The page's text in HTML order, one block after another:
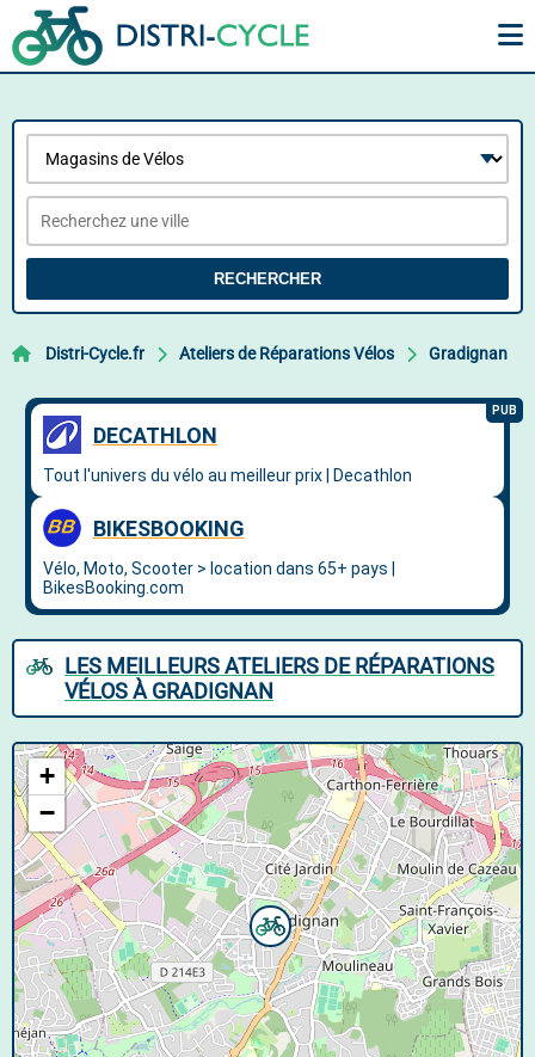
RECHERCHER
Distri-Cycle.fr Ateliers de Réparations Vélos Gradignan
LES MEILLEURS ATELIERS DE RÉPARATIONS
VÉLOS À GRADIGNAN
+
−